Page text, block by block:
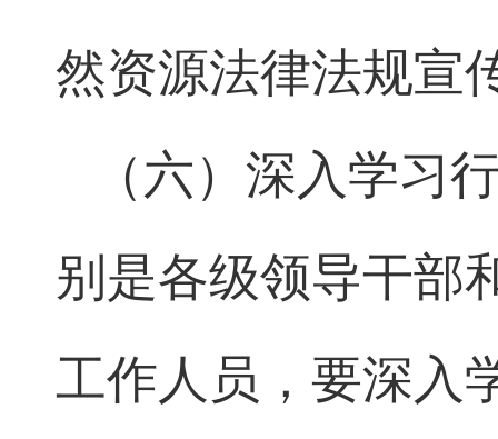
然资源法律法规宣
（六）深入学习
别是各级领导干部
工作人员，要深入